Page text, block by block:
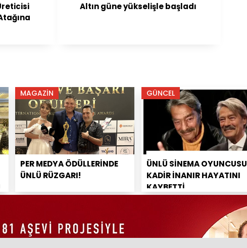
Altın güne yükselişle başladı
MAGAZİN
PER MEDYA ÖDÜLLERİNDE
ÜNLÜ RÜZGARI!
GÜNCEL
ÜNLÜ SİNEMA OYUNCUSU
KADİR İNANIR HAYATINI
KAYBETTİ